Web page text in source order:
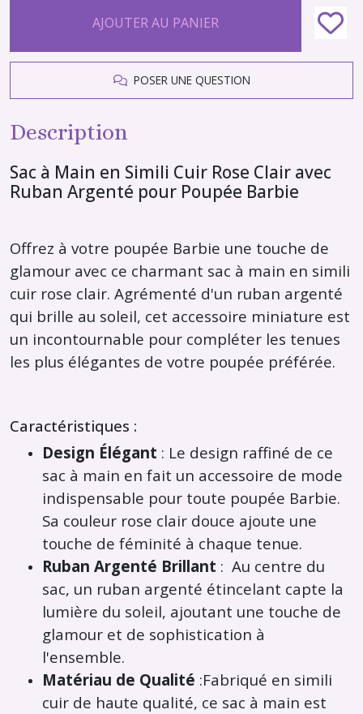
AJOUTER AU PANIER
POSER UNE QUESTION
Description
Sac à Main en Simili Cuir Rose Clair avec
Ruban Argenté pour Poupée Barbie
Offrez à votre poupée Barbie une touche de
glamour avec ce charmant sac à main en simili
cuir rose clair. Agrémenté d'un ruban argenté
qui brille au soleil, cet accessoire miniature est
un incontournable pour compléter les tenues
les plus élégantes de votre poupée préférée.
Caractéristiques :
Design Élégant : Le design raffiné de ce
sac à main en fait un accessoire de mode
indispensable pour toute poupée Barbie.
Sa couleur rose clair douce ajoute une
touche de féminité à chaque tenue.
Ruban Argenté Brillant : Au centre du
sac, un ruban argenté étincelant capte la
lumière du soleil, ajoutant une touche de
glamour et de sophistication à
l'ensemble.
Matériau de Qualité :Fabriqué en simili
cuir de haute qualité, ce sac à main est